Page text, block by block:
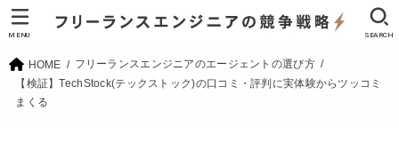
SEARCH
MENU
HOME
フリーランスエンジニアのエージェントの選び方
【検証】TechStock(テックストック)の口コミ・評判に実体験からツッコミ
まくる